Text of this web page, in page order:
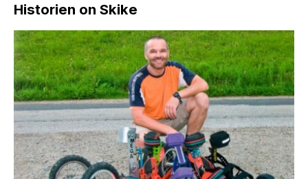
Historien on Skike